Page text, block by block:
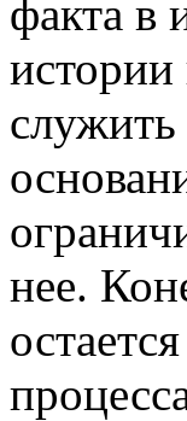
факта в
нее.